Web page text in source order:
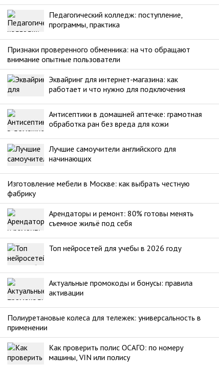
Педагогический колледж: поступление,
программы, практика
Признаки проверенного обменника: на что обращают
внимание опытные пользователи
Эквайринг для интернет-магазина: как
работает и что нужно для подключения
Антисептики в домашней аптечке: грамотная
обработка ран без вреда для кожи
Лучшие самоучители английского для
начинающих
Изготовление мебели в Москве: как выбрать честную
фабрику
Арендаторы и ремонт: 80% готовы менять
съемное жильё под себя
Топ нейросетей для учебы в 2026 году
Актуальные промокоды и бонусы: правила
активации
Полиуретановые колеса для тележек: универсальность в
применении
Как проверить полис ОСАГО: по номеру
машины, VIN или полису